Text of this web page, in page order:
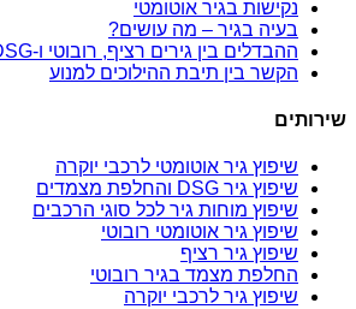
נקישות בגיר אוטומטי
בעיה בגיר – מה עושים?
ההבדלים בין גירים רציף, רובוטי ו-DSG
הקשר בין תיבת ההילוכים למנוע
שירותים
שיפוץ גיר אוטומטי לרכבי יוקרה
שיפוץ גיר DSG והחלפת מצמדים
שיפוץ מוחות גיר לכל סוגי הרכבים
שיפוץ גיר אוטומטי רובוטי
שיפוץ גיר רציף
החלפת מצמד בגיר רובוטי
שיפוץ גיר לרכבי יוקרה